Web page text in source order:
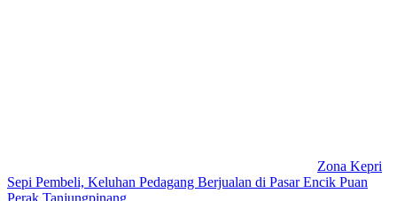
Zona Kepri
Sepi Pembeli, Keluhan Pedagang Berjualan di Pasar Encik Puan
Perak Tanjungpinang